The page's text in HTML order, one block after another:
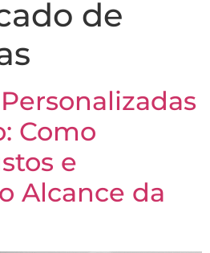
de
Como
e
Alcance da